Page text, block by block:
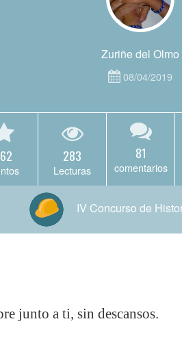
Zuriñe del Olmo
08/04/2019
283
Lecturas
81
comentarios
IV Concurso de
junto a ti, sin descansos.